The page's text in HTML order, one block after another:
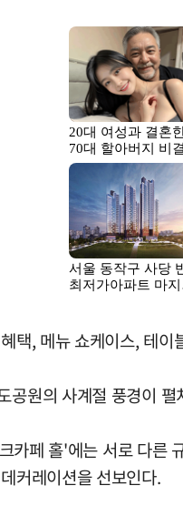
택, 메뉴 쇼케이스, 테
원의 사계절 풍경이
페 홀'에는 서로 다
커레이션을 선보인다.